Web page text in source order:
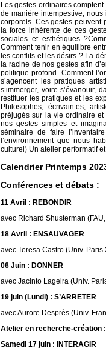
Les gestes ordinaires
de manière intempestive, nous
corporels. Ces gestes peuvent
la force inhérente de ces
sociales et esthétiques
Comment tenir en équilibre
les conflits et les désirs ? La
la racine de nos gestes afin
politique profond. Comment
s’agencent les pratiques
s’immerger, voire s’évanouir,
restituer les pratiques et les
Philosophes, écrivain.es,
préjugés sur la vie ordinaire et
nos gestes simples et
séminaire de faire
l’environnement que nous
culturel) Un atelier performatif
Calendrier Printemps
Conférences et débats :
11 Avril : REBONDIR
avec Richard Shusterman
18 Avril : ENSAUVAGER
avec Teresa Castro (Univ.
06 Juin : DONNER
avec Jacinto Lageira (Univ.
19 juin (Lundi) : S’ARRETER
avec Aurore Desprès (Univ.
Atelier en recherche-création :
Samedi 17 juin : INTERAGIR